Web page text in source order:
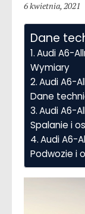
6 kwietnia, 2021
Dane
Audi A6-
Wymiary
Audi A6-
Dane
Audi A6-
Spalanie i
Audi A6-
Podwozie i